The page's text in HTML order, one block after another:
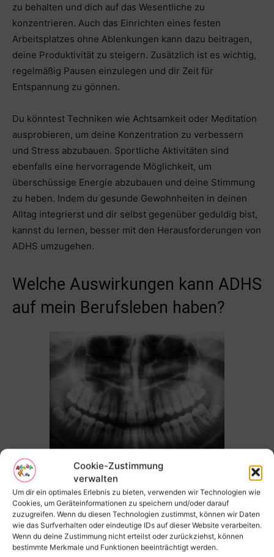
Cookie-Zustimmung
verwalten
Um dir ein optimales Erlebnis zu bieten, verwenden wir Technologien wie
Cookies, um Geräteinformationen zu speichern und/oder darauf
zuzugreifen. Wenn du diesen Technologien zustimmst, können wir Daten
wie das Surfverhalten oder eindeutige IDs auf dieser Website verarbeiten.
Wenn du deine Zustimmung nicht erteilst oder zurückziehst, können
bestimmte Merkmale und Funktionen beeinträchtigt werden.
zu behalten und dich auf das Wesentliche zu
konzentrieren. Auch das Einrichten eines festen
Arbeitsplatzes ohne Ablenkungen kann dazu beitragen,
deine Produktivität zu steigern. Zusätzlich ist es wichtig,
regelmäßig Pausen einzulegen und dir Zeit für
Entspannung zu gönnen.
Du könntest Techniken wie Achtsamkeit oder Meditation
ausprobieren, um deine Konzentration zu verbessern
und Stress abzubauen. Sportliche Aktivitäten sind
ebenfalls eine hervorragende Möglichkeit, um
überschüssige Energie abzubauen und deine Stimmung
zu heben. Indem du gesunde Gewohnheiten in deinen
Alltag integrierst und dir selbst gegenüber geduldig bist,
kannst du lernen, besser mit den Herausforderungen von
ADHS umzugehen.
Welche Auswirkungen kann ADHS
auf mein Berufsleben haben?
ADHS kann erhebliche Auswirkungen auf dein
Berufsleben haben und sich auf verschiedene Weisen
bemerkbar machen. Du könntest Schwierigkeiten haben,
Deadlines einzuhalten oder Projekte rechtzeitig
abzuschließen. Diese Herausforderungen können dazu